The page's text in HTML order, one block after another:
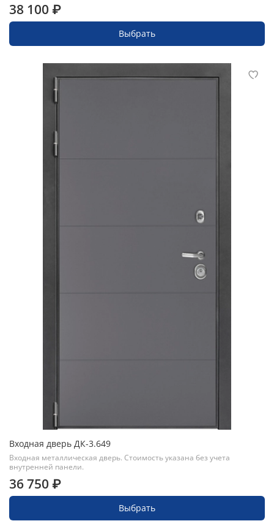
38 100 ₽
Выбрать
Входная дверь ДК-3.649
Входная металлическая дверь. Стоимость указана без учета
внутренней панели.
36 750 ₽
Выбрать